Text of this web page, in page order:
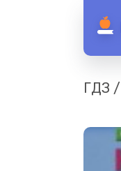
ГДЗ